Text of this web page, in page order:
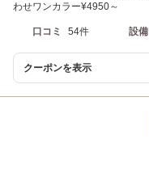
わせワンカラー¥4950～
口コミ 54件 設備
クーポンを表示